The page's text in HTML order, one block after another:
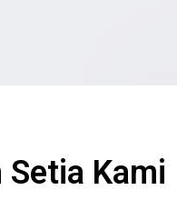
Setia Kami